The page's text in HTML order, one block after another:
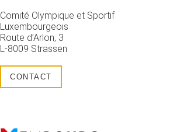
Comité Olympique et Sportif
Luxembourgeois
Route d’Arlon, 3
L-8009 Strassen
CONTACT